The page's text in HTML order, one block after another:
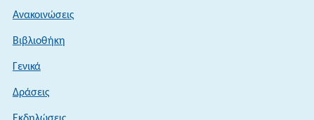
Ανακοινώσεις
Βιβλιοθήκη
Γενικά
Δράσεις